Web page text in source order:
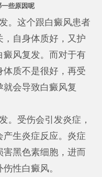
些原因呢
这个跟白癜风患者
，自身体质好，又护
癜风复发。而对于有
质不是很好，再受
会导致白癜风复
受伤会引发炎症，
产生炎症反应。炎症
害黑色素细胞，进而
性白癜风。